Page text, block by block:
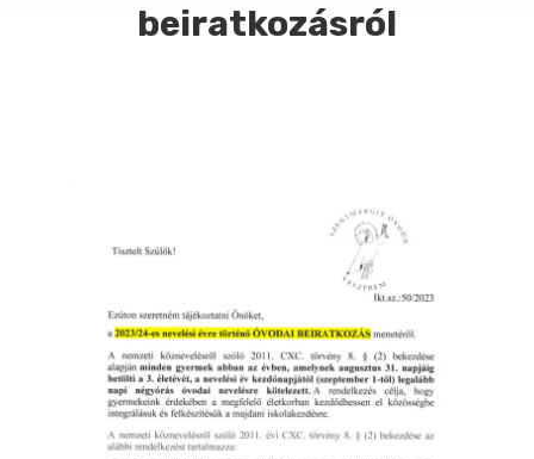
beiratkozásról